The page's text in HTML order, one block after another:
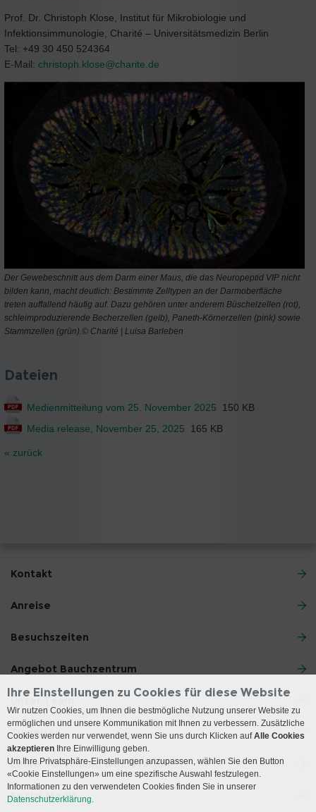
Prof. Dr. Christoph Klose, Institut für Mikrobiologie und
Infektionsimmunologie, Charité – Universitätsmedizin Berlin
Tel: +49 30 450 524364
E-Mail: christoph.klose@charite.de
Der Gewebeschnitt aus dem Darm einer Maus, die das Neuropeptid VIP nicht
bilden kann, macht deutlich: Bestimmte Zelltypen an der Darmoberfläche
treten auffallend häufig auf. Dazu gehören unter anderem Büschelzellen (rot),
schleimproduzierende Becherzellen (gelb), Paneth-Körnerzellen (pink) sowie
Stammzellen (grün).© Charité | Luisa Barleben
Dateien
Medienmitteilung vom 25. November 2025
150 KB
Media release, November 25, 2025
165 KB
« zurück
Kontakt
Anreise
Besuchszeiten
Angebot Bauchzentrum
Unser Team
Zuweiser
Lehre, Forschung & Innovation
Social Media
Ihre Einstellungen zu Cookies für diese Website
Wir nutzen Cookies, um Ihnen die bestmögliche Nutzung unserer Website zu
ermöglichen und unsere Kommunikation mit Ihnen zu verbessern. Zusätzliche
Cookies werden nur verwendet, wenn Sie uns durch Klicken aufAlle Cookies
akzeptieren Ihre Einwilligung geben.
Um Ihre Privatsphäre-Einstellungen anzupassen, wählen Sie den Button
«Cookie Einstellungen» um eine spezifische Auswahl festzulegen.
Informationen zu den verwendeten Cookies finden Sie in unserer
Datenschutzerklärung.